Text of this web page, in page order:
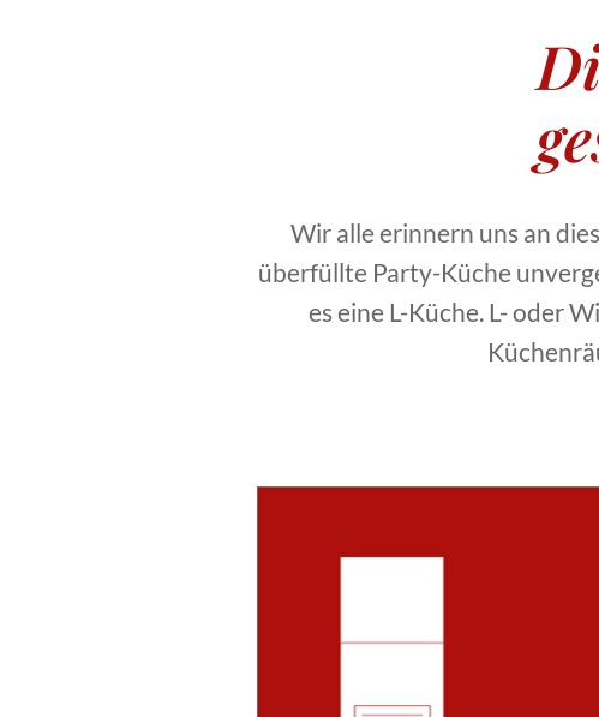
Wir alle erinnern uns an
überfüllte Party-Küche
es eine L-Küche. L- oder